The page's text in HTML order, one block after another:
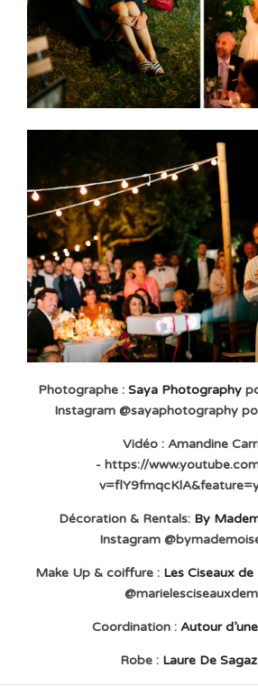
Photographe :Saya Photography
Instagram @sayaphotography
Vidéo : Amandine
- https://
Décoration & Rentals: By
Instagram
Make Up & coiffure : Les Ciseaux de
Coordination : Autour
Robe : Laure De